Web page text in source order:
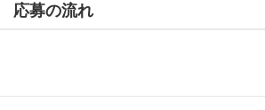
応募の流れ